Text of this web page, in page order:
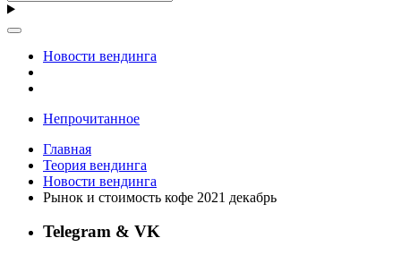
Новости вендинга
Непрочитанное
Главная
Теория вендинга
Новости вендинга
Рынок и стоимость кофе 2021 декабрь
Telegram & VK